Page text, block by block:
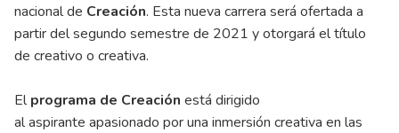
nacional de Creación. Esta nueva carrera será ofertada a
partir del segundo semestre de 2021 y otorgará el título
de creativo o creativa.
Elprograma de Creación está dirigido
al aspirante apasionado por una inmersión creativa en las